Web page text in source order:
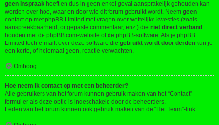
geen inspraak heeft en dus in geen enkel geval aansprakelijk gehouden kan
worden over hoe, waar en door wie dit forum gebruikt wordt. Neem geen
contact op met phpBB Limited met vragen over wettelijke kwesties (zoals
aanspreekbaarheid, ongepaste commentaar, enz.) die niet direct verband
houden met de phpBB.com-website of de phpBB-software. Als je phpBB
Limited toch e-mailt over deze software die gebruikt wordt door derden kun je
een korte, of helemaal geen, reactie verwachten.
Omhoog
Hoe neem ik contact op met een beheerder?
Alle gebruikers van het forum kunnen gebruik maken van het “Contact”-
formulier als deze optie is ingeschakeld door de beheerders.
Leden van het forum kunnen ook gebruik maken van de “Het Team”-link.